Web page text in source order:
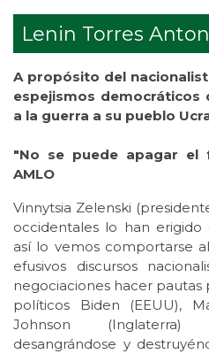
Lenin Torres
A propósito del
espejismos democráticos
a la guerra a su pueblo
"No se puede apagar
AMLO
Vinnytsia Zelenski
occidentales lo han
así lo vemos comportarse
efusivos discursos
negociaciones hacer pautas
políticos Biden (EEUU),
Johnson (Inglaterra)
desangrándose y